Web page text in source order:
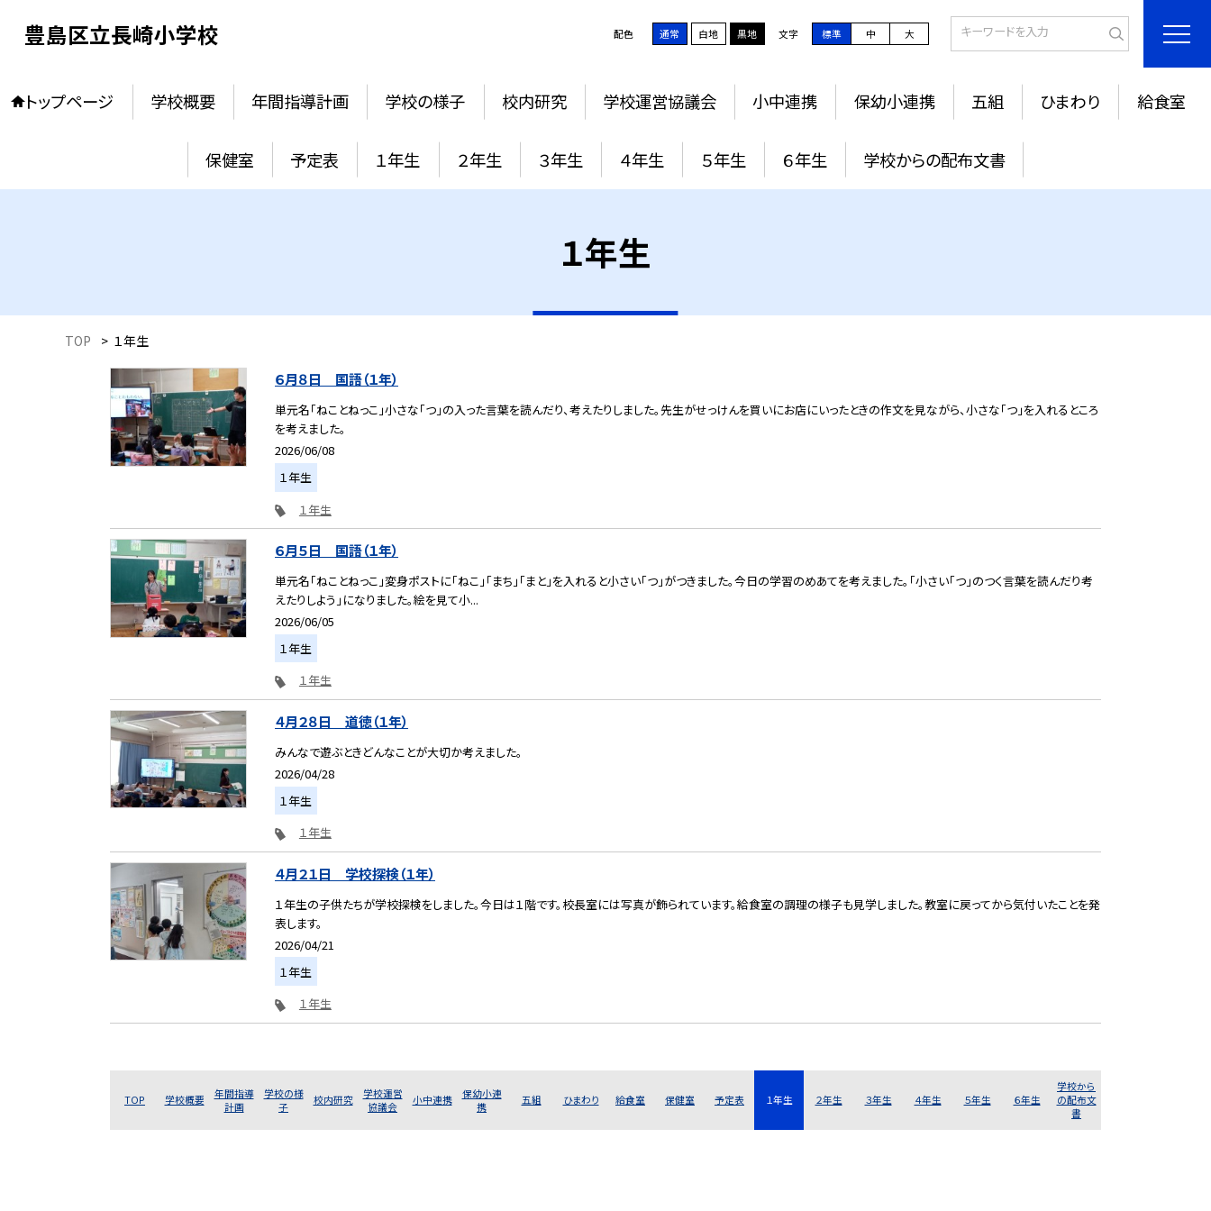
豊島区立長崎小学校 配色 通常 白地 黒地 文字 標準 中 大
トップページ 学校概要 年間指導計画 学校の様子 校内研究 学校運営協議会 小中連携 保幼小連携 五組 ひまわり 給食室
保健室 予定表 １年生 ２年生 ３年生 ４年生 ５年生 ６年生 学校からの配布文書
１年生
TOP > １年生
６月８日 国語（１年）
単元名「ねことねっこ」小さな「つ」の入った言葉を読んだり、考えたりしました。先生がせっけんを買いにお店にいったときの作文を見ながら、小さな「つ」を入れるところ
を考えました。
2026/06/08
１年生
１年生
６月５日 国語（１年）
単元名「ねことねっこ」変身ポストに「ねこ」「まち」「まと」を入れると小さい「つ」がつきました。今日の学習のめあてを考えました。「小さい「つ」のつく言葉を読んだり考
えたりしよう」になりました。絵を見て小...
2026/06/05
１年生
１年生
４月２８日 道徳（１年）
みんなで遊ぶときどんなことが大切か考えました。
2026/04/28
１年生
１年生
４月２１日 学校探検（１年）
１年生の子供たちが学校探検をしました。今日は１階です。校長室には写真が飾られています。給食室の調理の様子も見学しました。教室に戻ってから気付いたことを発
表します。
2026/04/21
１年生
１年生
TOP 学校概要
年間指導
計画
学校の様
子
校内研究
学校運営
協議会
小中連携
保幼小連
携
五組 ひまわり 給食室 保健室 予定表 １年生 ２年生 ３年生 ４年生 ５年生 ６年生
学校から
の配布文
書